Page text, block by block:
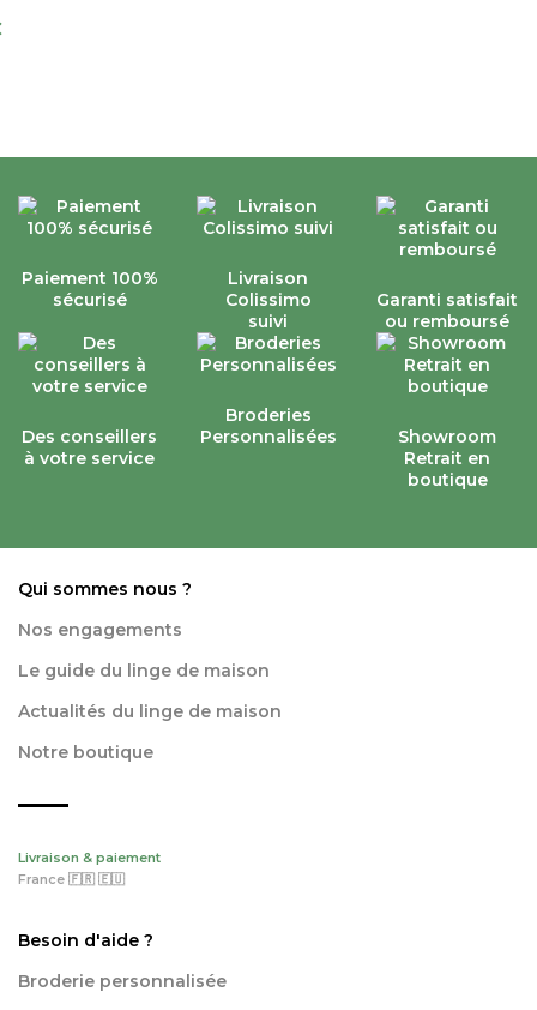
Paiement 100%
sécurisé
Livraison
Colissimo
suivi
Garanti satisfait
ou remboursé
Des conseillers
à votre service
Broderies
Personnalisées
Showroom
Retrait en
boutique
Qui sommes nous ?
Nos engagements
Le guide du linge de maison
Actualités du linge de maison
Notre boutique
Livraison & paiement
France 🇫🇷 🇪🇺
Besoin d'aide ?
Broderie personnalisée